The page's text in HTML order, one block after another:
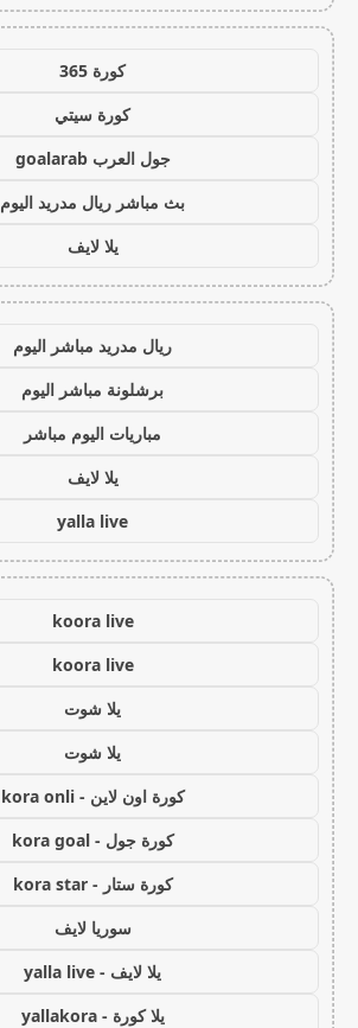
كورة 365
كورة سيتي
جول العرب goalarab
بث مباشر ريال مدريد اليوم
يلا لايف
ريال مدريد مباشر اليوم
برشلونة مباشر اليوم
مباريات اليوم مباشر
يلا لايف
yalla live
koora live
koora live
يلا شوت
يلا شوت
كورة اون لاين - kora onli
كورة جول - kora goal
كورة ستار - kora star
سوريا لايف
يلا لايف - yalla live
يلا كورة - yallakora